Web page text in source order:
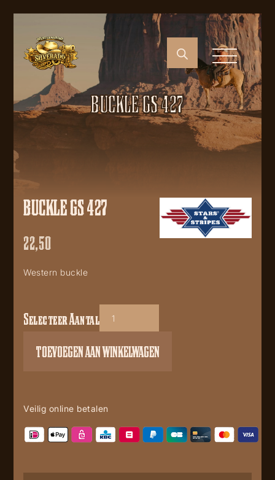
BUCKLE GS 427
BUCKLE GS 427
22,50
Western buckle
Buckle
427
Selecteer Aantal
TOEVOEGEN AAN WINKELWAGEN
Veilig online betalen